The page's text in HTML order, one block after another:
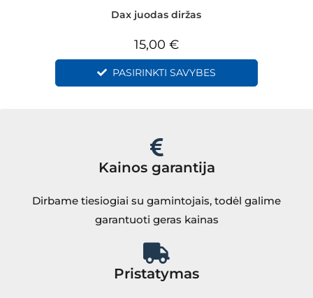
Dax juodas diržas
15,00 €
PASIRINKTI SAVYBES
Kainos garantija
Dirbame tiesiogiai su gamintojais, todėl galime
garantuoti geras kainas
Pristatymas